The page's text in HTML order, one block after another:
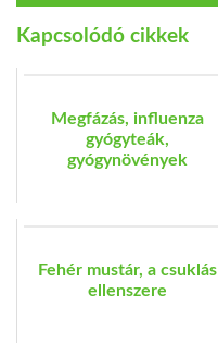
Kapcsolódó cikkek
Megfázás, influenza
gyógyteák,
gyógynövények
Fehér mustár, a csuklás
ellenszere